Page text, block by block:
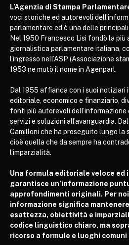
L’Agenzia di Stampa
voci storiche ed autorevoli
parlamentare ed è una delle
Nel 1950 Francesco Lisi fondò la più
giornalistica parlamentare italiana,
l’ingresso nell’ASP (Associazione
1953 ne mutò il nome in Agenparl.
Dal 1955 affianca con i suoi notiziari
editoriale, economico e finanziario,
fonti più autorevoli dell’informazione
servizi e soluzioni all’avanguardia.
Camilloni che ha proseguito lungo la
cioè quella che da sempre ha
l’imparzialità.
Una formula editoriale veloce ed
garantisce un’informazione
approfondimenti originali. Per
informazione significa
esattezza, obiettività e
codice linguistico chiaro, ma
ricorso a formule e luoghi